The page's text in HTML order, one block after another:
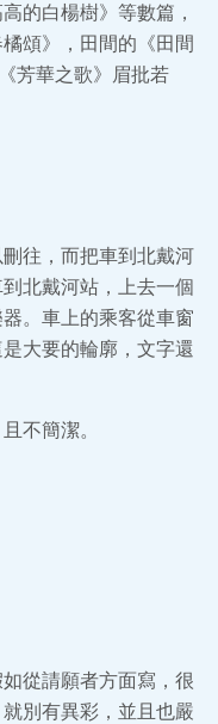
的白楊樹》等數篇，
頌》，田間的《田間
芳華之歌》眉批若
往，而把車到北戴河
北戴河站，上去一個
。車上的乘客從車窗
大要的輪廓，文字還
不簡潔。
從請願者方面寫，很
別有異彩，並且也嚴